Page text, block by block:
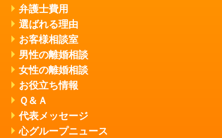
弁護士費用
選ばれる理由
お客様相談室
男性の離婚相談
女性の離婚相談
お役立ち情報
Ｑ＆Ａ
代表メッセージ
心グループニュース